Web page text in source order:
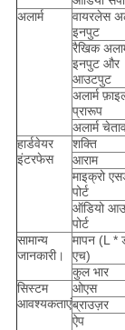
अलार्म
वायरलेस
इनपुट
रैखिक
इनपुट और
आउटपुट
अलार्म
प्रारूप
अलार्म
हार्डवेयर
इंटरफेस
शक्ति
आराम
माइक्रो
पोर्ट
ऑडियो
पोर्ट
सामान्य
जानकारी।
मापन (L *
एच)
कुल भार
सिस्टम
आवश्यकताएं
ओएस
ब्राउज़र
ऐप